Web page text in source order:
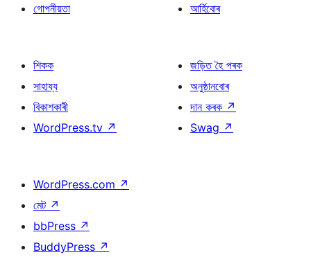
গোপনীয়তা
আৰ্হিবোৰ
শিকক
সাহায্য
বিকাশকাৰী
WordPress.tv ↗
জড়িত হৈ পৰক
অনুষ্ঠানবোৰ
দান কৰক ↗
Swag ↗
WordPress.com ↗
মেট ↗
bbPress ↗
BuddyPress ↗